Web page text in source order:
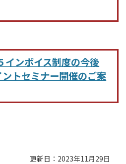
インボイス制度の今後
トセミナー開催のご案
更新日：2023年11月29日